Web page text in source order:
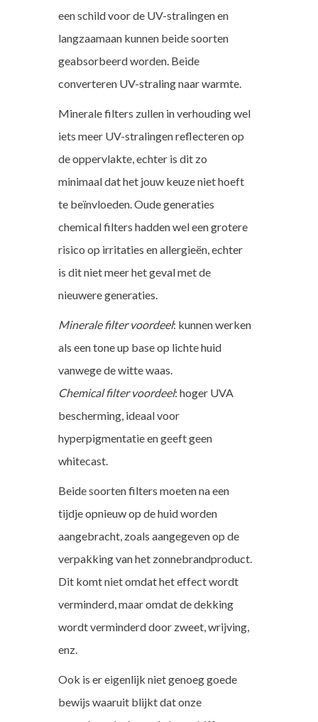
een schild voor de UV-stralingen en
langzaamaan kunnen beide soorten
geabsorbeerd worden. Beide
converteren UV-straling naar warmte.
Minerale filters zullen in verhouding wel
iets meer UV-stralingen reflecteren op
de oppervlakte, echter is dit zo
minimaal dat het jouw keuze niet hoeft
te beïnvloeden. Oude generaties
chemical filters hadden wel een grotere
risico op irritaties en allergieën, echter
is dit niet meer het geval met de
nieuwere generaties.
Minerale filter voordeel: kunnen werken
als een tone up base op lichte huid
vanwege de witte waas.
Chemical filter voordeel: hoger UVA
bescherming, ideaal voor
hyperpigmentatie en geeft geen
whitecast.
Beide soorten filters moeten na een
tijdje opnieuw op de huid worden
aangebracht, zoals aangegeven op de
verpakking van het zonnebrandproduct.
Dit komt niet omdat het effect wordt
verminderd, maar omdat de dekking
wordt verminderd door zweet, wrijving,
enz.
Ook is er eigenlijk niet genoeg goede
bewijs waaruit blijkt dat onze